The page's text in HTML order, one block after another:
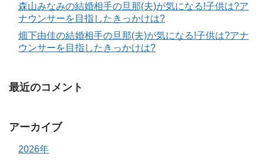
森山みなみの結婚相手の旦那(夫)が気になる!子供は?ア
ナウンサーを目指したきっかけは?
畑下由佳の結婚相手の旦那(夫)が気になる!子供は?アナ
ウンサーを目指したきっかけは?
最近のコメント
アーカイブ
2026年